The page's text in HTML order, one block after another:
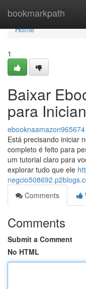
bookmarkpath
Home
Home
1
Baixar
para
ebooknaamazon965674
Está precisando iniciar
completo é feito para
um tutorial claro para
explorar tudo que ele
Comments
Comments
Submit a Comment
No HTML